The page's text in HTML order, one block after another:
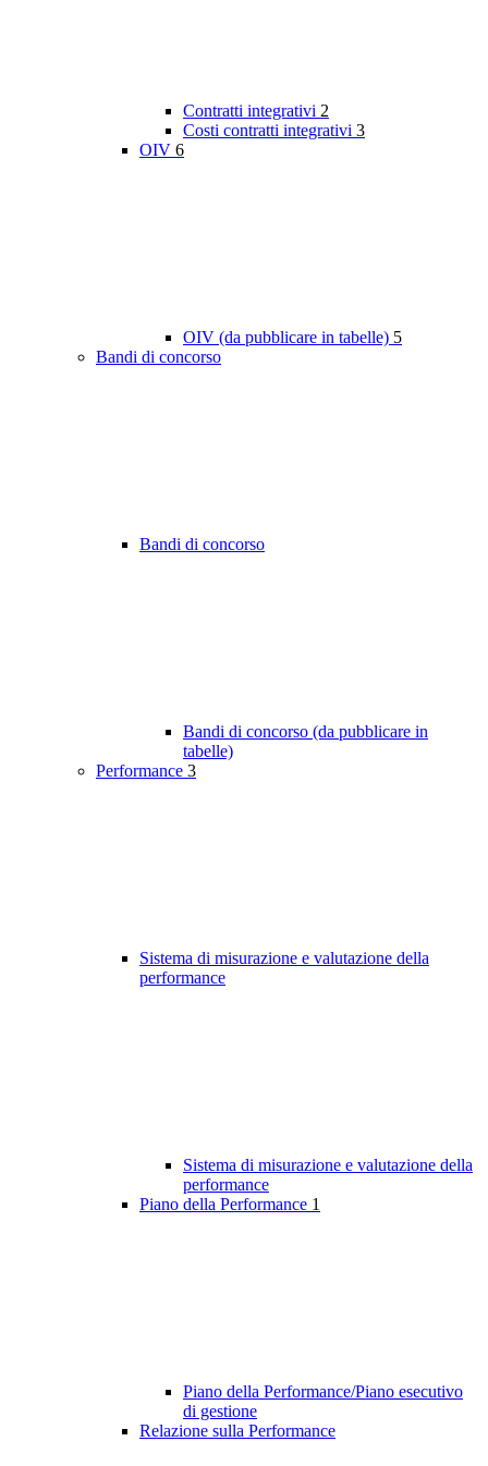
Contratti integrativi 2
Costi contratti integrativi 3
OIV 6
OIV (da pubblicare in tabelle) 5
Bandi di concorso
Bandi di concorso
Bandi di concorso (da pubblicare in
tabelle)
Performance 3
Sistema di misurazione e valutazione della
performance
Sistema di misurazione e valutazione della
performance
Piano della Performance 1
Piano della Performance/Piano esecutivo
di gestione
Relazione sulla Performance